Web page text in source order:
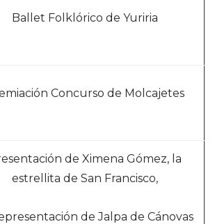
Ballet Folklórico de Yuriria
Concurso de Molcajetes
de Ximena Gómez, la
estrellita de San Francisco,
de Jalpa de Cánovas